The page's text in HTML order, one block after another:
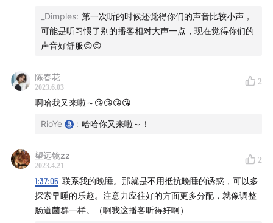
态是处于最宁静、创造能力最好、对事情洞察能力最佳
的状态。
1:22:00【14 什么是真正的静坐？】
完全的责任。从这一刻起，我们才能完全地把生命交给
大众，走上服务及贡献之途。这，才是真正的静坐。
唯一解决压力的长期、有效办法，是彻底改变心
念，从一个更宽阔的角度去看待生命。
1:31:52【16 改变习惯，正确表达欲望】
惯，我们要面对的不是欲望本身，而是如何正确表达欲
望。
1:43:40【17 能量阻塞和疏通：中和恐惧】
_Dimples: 第一次听的时候还觉得你们的声音比较小声，
可能是听习惯了别的播客相对大声一点，现在觉得你们的
声音好舒服😊😊
陈春花
2023.6.03
2
啊哈我又来啦～😘😘😘😘
RioYe : 哈哈你又来啦～！
望远镜zz
2023.4.21
2
1:37:05 联系我的晚睡。那就是不用抵抗晚睡的诱惑，可以多
探索早睡的乐趣。注意力应往好的方面更多分配，就像调整
肠道菌群一样。（啊我这播客听得好啊）